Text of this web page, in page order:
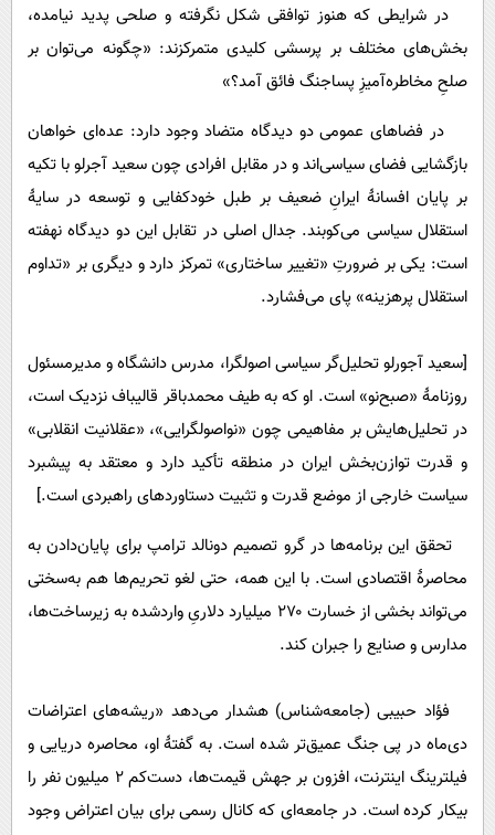
در شرایطی که هنوز توافقی شکل نگرفته و صلحی پدید نیامده،
بخش‌های مختلف بر پرسشی کلیدی متمرکزند: «چگونه می‌توان بر
صلحِ مخاطره‌آمیزِ پساجنگ فائق آمد؟»
در فضاهای عمومی دو دیدگاه متضاد وجود دارد: عده‌ای خواهان
بازگشایی فضای سیاسی‌اند و در مقابل افرادی چون سعید آجرلو با تکیه
بر پایان افسانۀ ایرانِ ضعیف بر طبل خودکفایی و توسعه در سایۀ
استقلال سیاسی می‌کوبند. جدال اصلی در تقابل این دو دیدگاه نهفته
است: یکی بر ضرورتِ «تغییر ساختاری» تمرکز دارد و دیگری بر «تداوم
استقلال پرهزینه» پای می‌فشارد.
[سعید آجورلو تحلیل‌گر سیاسی اصولگرا، مدرس دانشگاه و مدیرمسئول
روزنامۀ «صبح‌نو» است. او که به طیف محمدباقر قالیباف نزدیک است،
در تحلیل‌هایش بر مفاهیمی چون «نواصولگرایی»، «عقلانیت انقلابی»
و قدرت توازن‌بخش ایران در منطقه تأکید دارد و معتقد به پیشبرد
سیاست خارجی از موضع قدرت و تثبیت دستاوردهای راهبردی است.]
تحقق این برنامه‌ها در گرو تصمیم دونالد ترامپ برای پایان‌دادن به
محاصرۀ اقتصادی است. با این همه، حتی لغو تحریم‌ها هم به‌سختی
می‌تواند بخشی از خسارت ۲۷۰ میلیارد دلاریِ واردشده به زیرساخت‌ها،
مدارس و صنایع را جبران کند.
فؤاد حبیبی (جامعه‌شناس) هشدار می‌دهد «ریشه‌های اعتراضات
دی‌ماه در پی جنگ عمیق‌تر شده است. به گفتۀ او، محاصره دریایی و
فیلترینگ اینترنت، افزون بر جهش قیمت‌ها، دست‌کم 2 میلیون نفر را
بیکار کرده است. در جامعه‌ای که کانال رسمی برای بیان اعتراض وجود